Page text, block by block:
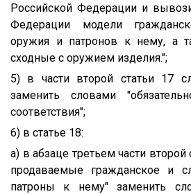
Российской Федерации и
Федерации модели
оружия и патронов к нему, а
сходные с оружием изделия.";
5) в части второй статьи 17
заменить словами
соответствия";
6) в статье 18:
а) в абзаце третьем части второй
продаваемые гражданское и
патроны к нему" заменить